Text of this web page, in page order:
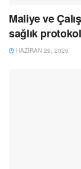
Maliye ve
sağlık
HAZIRAN 29, 2026